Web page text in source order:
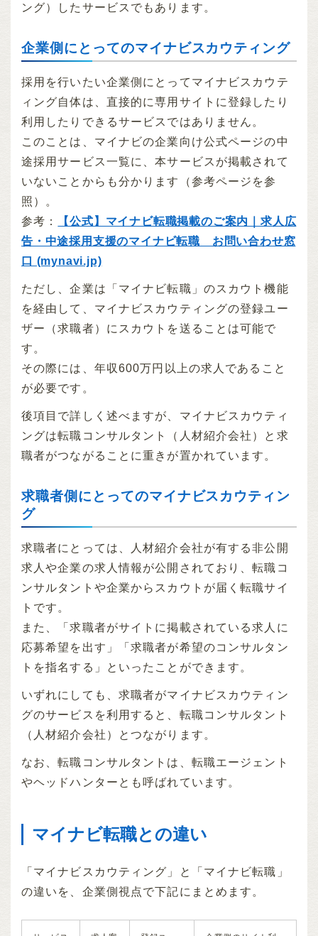
ング）したサービスでもあります。
企業側にとってのマイナビスカウティング
採用を行いたい企業側にとってマイナビスカウテ
ィング自体は、直接的に専用サイトに登録したり
利用したりできるサービスではありません。
このことは、マイナビの企業向け公式ページの中
途採用サービス一覧に、本サービスが掲載されて
いないことからも分かります（参考ページを参
照）。
参考：
【公式】マイナビ転職掲載のご案内｜求人広
告・中途採用支援のマイナビ転職 お問い合わせ窓
口 (mynavi.jp)
ただし、企業は「マイナビ転職」のスカウト機能
を経由して、マイナビスカウティングの登録ユー
ザー（求職者）にスカウトを送ることは可能で
す。
その際には、年収600万円以上の求人であること
が必要です。
後項目で詳しく述べますが、マイナビスカウティ
ングは転職コンサルタント（人材紹介会社）と求
職者がつながることに重きが置かれています。
求職者側にとってのマイナビスカウティン
グ
求職者にとっては、人材紹介会社が有する非公開
求人や企業の求人情報が公開されており、転職コ
ンサルタントや企業からスカウトが届く転職サイ
トです。
また、「求職者がサイトに掲載されている求人に
応募希望を出す」「求職者が希望のコンサルタン
トを指名する」といったことができます。
いずれにしても、求職者がマイナビスカウティン
グのサービスを利用すると、転職コンサルタント
（人材紹介会社）とつながります。
なお、転職コンサルタントは、転職エージェント
やヘッドハンターとも呼ばれています。
マイナビ転職との違い
「マイナビスカウティング」と「マイナビ転職」
の違いを、企業側視点で下記にまとめます。